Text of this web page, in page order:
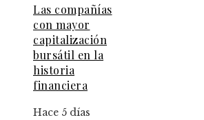
Las compañías
con mayor
capitalización
bursátil en la
historia
financiera
Hace 5 días